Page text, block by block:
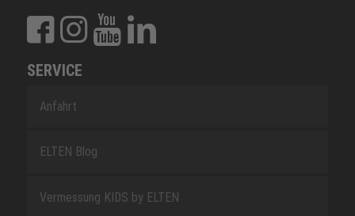
SERVICE
Anfahrt
ELTEN Blog
Vermessung KIDS by ELTEN